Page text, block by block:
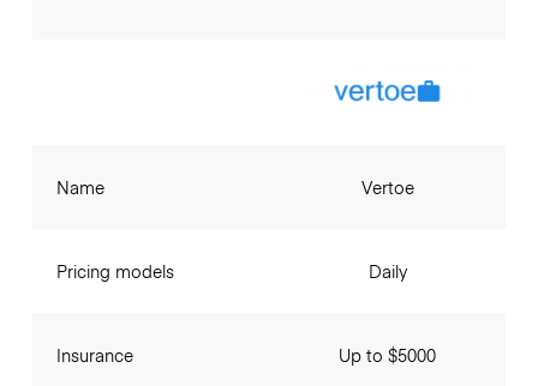
Name
Pricing models
Insurance
Vertoe
Daily
Up to $5000